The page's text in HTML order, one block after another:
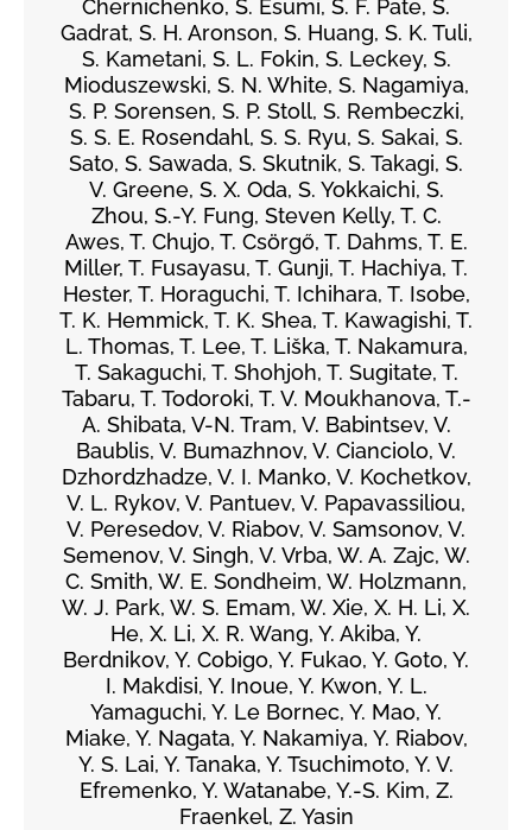
Chernichenko, S. Esumi, S. F. Pate, S.
Gadrat, S. H. Aronson, S. Huang, S. K. Tuli,
S. Kametani, S. L. Fokin, S. Leckey, S.
Mioduszewski, S. N. White, S. Nagamiya,
S. P. Sorensen, S. P. Stoll, S. Rembeczki,
S. S. E. Rosendahl, S. S. Ryu, S. Sakai, S.
Sato, S. Sawada, S. Skutnik, S. Takagi, S.
V. Greene, S. X. Oda, S. Yokkaichi, S.
Zhou, S.-Y. Fung, Steven Kelly, T. C.
Awes, T. Chujo, T. Csörgő, T. Dahms, T. E.
Miller, T. Fusayasu, T. Gunji, T. Hachiya, T.
Hester, T. Horaguchi, T. Ichihara, T. Isobe,
T. K. Hemmick, T. K. Shea, T. Kawagishi, T.
L. Thomas, T. Lee, T. Liška, T. Nakamura,
T. Sakaguchi, T. Shohjoh, T. Sugitate, T.
Tabaru, T. Todoroki, T. V. Moukhanova, T.-
A. Shibata, V-N. Tram, V. Babintsev, V.
Baublis, V. Bumazhnov, V. Cianciolo, V.
Dzhordzhadze, V. I. Manko, V. Kochetkov,
V. L. Rykov, V. Pantuev, V. Papavassiliou,
V. Peresedov, V. Riabov, V. Samsonov, V.
Semenov, V. Singh, V. Vrba, W. A. Zajc, W.
C. Smith, W. E. Sondheim, W. Holzmann,
W. J. Park, W. S. Emam, W. Xie, X. H. Li, X.
He, X. Li, X. R. Wang, Y. Akiba, Y.
Berdnikov, Y. Cobigo, Y. Fukao, Y. Goto, Y.
I. Makdisi, Y. Inoue, Y. Kwon, Y. L.
Yamaguchi, Y. Le Bornec, Y. Mao, Y.
Miake, Y. Nagata, Y. Nakamiya, Y. Riabov,
Y. S. Lai, Y. Tanaka, Y. Tsuchimoto, Y. V.
Efremenko, Y. Watanabe, Y.-S. Kim, Z.
Fraenkel, Z. Yasin